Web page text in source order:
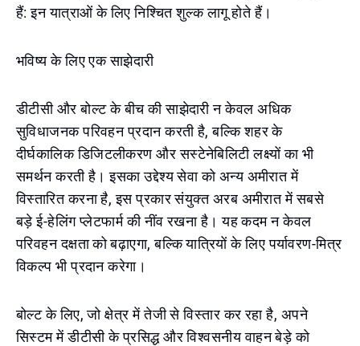
हैं: इन यात्राओं के लिए निश्चित शुल्क लागू होते हैं।
भविष्य के लिए एक साझेदारी
डीटीसी और बोल्ट के बीच की साझेदारी न केवल अधिक
सुविधाजनक परिवहन प्रदान करती है, बल्कि शहर के
दीर्घकालिक डिजिटलीकरण और सस्टेनेबिलिटी लक्ष्यों का भी
समर्थन करती है। इसका उद्देश्य सेवा को अन्य अमीरात में
विस्तारित करना है, इस प्रकार संयुक्त अरब अमीरात में सबसे
बड़े ई-हेलिंग प्लेटफार्म की नींव रखना है। यह कदम न केवल
परिवहन दक्षता को बढ़ाएगा, बल्कि यात्रियों के लिए पर्यावरण-मित्र
विकल्प भी प्रदान करेगा।
बोल्ट के लिए, जो क्षेत्र में तेजी से विस्तार कर रहा है, अपने
सिस्टम में डीटीसी के प्रसिद्ध और विश्वसनीय वाहन बेड़े को